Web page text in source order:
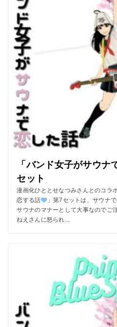
「バンド女子がサウナ
セット
漫画化ひととせなつみさんとのコラ
恋する話
」第7セットは、サウナ
サウナのマナーとして大事なのでご
ねえさんに怒られ...